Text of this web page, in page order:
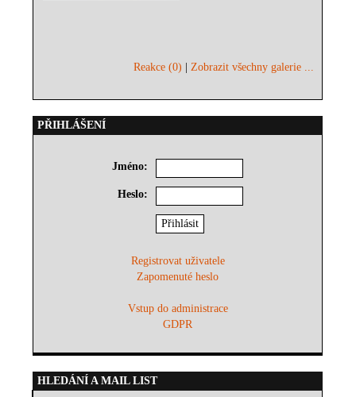
Reakce (0) |Zobrazit všechny galerie ...
PŘIHLÁŠENÍ
Jméno:
Heslo:
Registrovat uživatele
Zapomenuté heslo
Vstup do administrace
GDPR
HLEDÁNÍ A MAIL LIST